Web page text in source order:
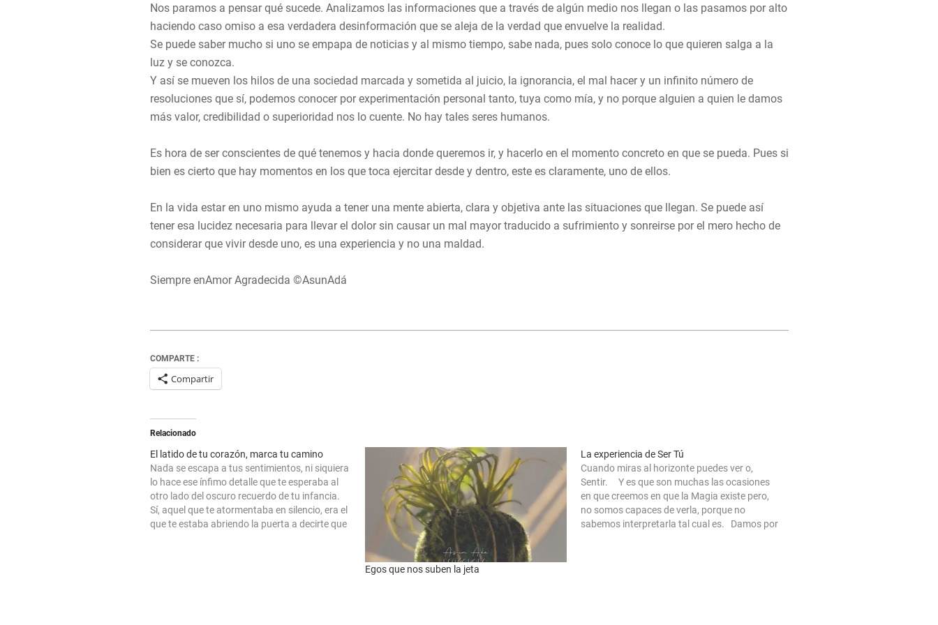
Nos paramos a pensar qué sucede. Analizamos las informaciones que a través de algún medio nos llegan o las pasamos por alto
haciendo caso omiso a esa verdadera desinformación que se aleja de la verdad que envuelve la realidad.
Se puede saber mucho si uno se empapa de noticias y al mismo tiempo, sabe nada, pues solo conoce lo que quieren salga a la
luz y se conozca.
Y así se mueven los hilos de una sociedad marcada y sometida al juicio, la ignorancia, el mal hacer y un infinito número de
resoluciones que sí, podemos conocer por experimentación personal tanto, tuya como mía, y no porque alguien a quien le damos
más valor, credibilidad o superioridad nos lo cuente. No hay tales seres humanos.
Es hora de ser conscientes de qué tenemos y hacia donde queremos ir, y hacerlo en el momento concreto en que se pueda. Pues si
bien es cierto que hay momentos en los que toca ejercitar desde y dentro, este es claramente, uno de ellos.
En la vida estar en uno mismo ayuda a tener una mente abierta, clara y objetiva ante las situaciones que llegan. Se puede así
tener esa lucidez necesaria para llevar el dolor sin causar un mal mayor traducido a sufrimiento y sonreirse por el mero hecho de
considerar que vivir desde uno, es una experiencia y no una maldad.
Siempre enAmor Agradecida ©AsunAdá
COMPARTE :
Compartir
Relacionado
El latido de tu corazón, marca tu camino
Nada se escapa a tus sentimientos, ni siquiera
lo hace ese ínfimo detalle que te esperaba al
otro lado del oscuro recuerdo de tu infancia.
Sí, aquel que te atormentaba en silencio, era el
que te estaba abriendo la puerta a decirte que
Egos que nos suben la jeta
La experiencia de Ser Tú
Cuando miras al horizonte puedes ver o,
Sentir. Y es que son muchas las ocasiones
en que creemos en que la Magia existe pero,
no somos capaces de verla, porque no
sabemos interpretarla tal cual es. Damos por